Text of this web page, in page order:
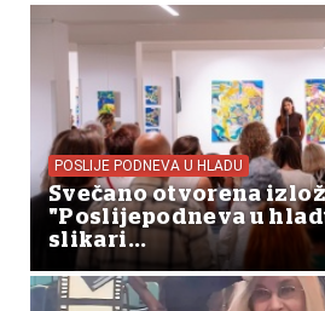
POSLIJE PODNEVA U HLADU
Svečano otvorena
"Poslijepodneva u
slikari...